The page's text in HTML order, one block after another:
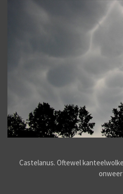
Castelanus. Oftewel
onweer